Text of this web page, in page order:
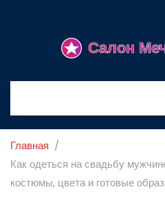
Главная
Как одеться на свадьбу
костюмы, цвета и готовые